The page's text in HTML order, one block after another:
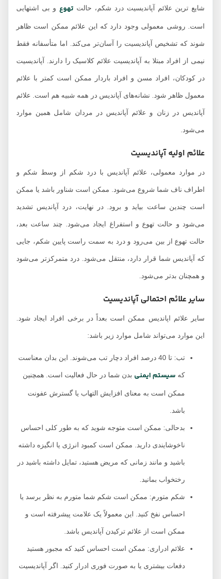
شایع ترین علائم آپاندیسیت درد شکم، حالتتهوع و بی اشتهایی
است. روشی معمولی وجود دارد که این علائم ممکن است ظاهر
شوند که تشخیص آپاندیسیت را آسان‌تر می‌کند. اما متأسفانه فقط
نیمی از افراد مبتلا به آپاندیسیت علائم کلاسیک را دارند. آپاندیسیت
در کودکان، افراد مسن و افراد باردار ممکن است کمتر با علائم
معمول ظاهر شود. نشانه‌های آپاندیس در همه شبیه هم است. علائم
آپاندیس در زنان و علائم آپاندیس در مردان شامل همین موارد
می‌شود.
علائم اولیه آپاندیسیت
در موارد معمولی، علائم آپاندیس با درد شکم از وسط شکم و
اطراف ناف شما شروع می‌شود. ممکن است شناور باشد یا ممکن
است چندین ساعت بیاید و برود. در نهایت، درد آپاندیس تشدید
می‌شود و حالت تهوع و استفراغ ایجاد می‌شود. چند ساعت بعد،
حالت تهوع از بین می‌رود و درد به سمت راست پایین شکم، جایی
که آپاندیس شما قرار دارد، منتقل می‌شود. درد متمرکزتر می‌شود
و همچنان بدتر می‌شود.
سایر علائم احتمالی آپاندیسیت
سایر علائم اپاندیس ممکن است بعداً در برخی افراد ایجاد شود.
این موارد می‌تواند شامل موارد زیر باشد:
تب: تا 40 درصد افراد دچار تب می‌شوند. این بدان معناست
سیستم ایمنیبدن شما در حال فعالیت است. همچنین
ممکن است به معنای افزایش التهاب یا گسترش عفونت
بدحالی: ممکن است متوجه شوید که به طور کلی احساس
ناخوشایندی دارید. ممکن است کمبود انرژی یا انگیزه داشته
باشید و مانند زمانی که مریض هستید، تمایل داشته باشید در
رختخواب بمانید.
شکم متورم: ممکن است شکم شما متورم به نظر برسد یا
احساس نفخ کنید. این معمولاً یک علامت پیشرفته است و
ممکن است از علائم ترکیدن آپاندیس باشد.
علائم ادراری: ممکن است احساس کنید که مجبور هستید
دفعات بیشتری یا به صورت فوری ادرار کنید. اگر آپاندیسیت